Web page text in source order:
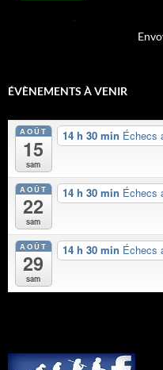
ÉVÈNEMENTS À VENIR
AOÛT
15
sam
14 h 30 min Échecs
AOÛT
22
sam
14 h 30 min Échecs
AOÛT
29
sam
14 h 30 min Échecs